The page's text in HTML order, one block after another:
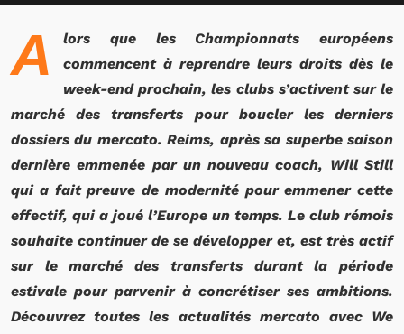
A
lors que les Championnats européens
commencent à reprendre leurs droits dès le
week-end prochain, les clubs s’activent sur le
marché des transferts pour boucler les derniers
dossiers du mercato. Reims, après sa superbe saison
dernière emmenée par un nouveau coach, Will Still
qui a fait preuve de modernité pour emmener cette
effectif, qui a joué l’Europe un temps. Le club rémois
souhaite continuer de se développer et, est très actif
sur le marché des transferts durant la période
estivale pour parvenir à concrétiser ses ambitions.
Découvrez toutes les actualités mercato avec We